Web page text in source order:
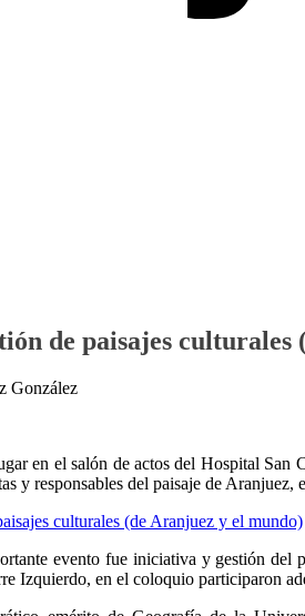
de paisajes
González
en el salón de actos del Hospital San
y responsables del paisaje de Aranjuez,
evento fue iniciativa y gestión
Izquierdo, en el coloquio participaron